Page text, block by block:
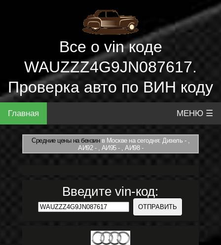
Все о vin коде
WAUZZZ4G9JN087617.
Проверка авто по ВИН коду
Главная МЕНЮ ☰
Средние цены на бензинв Москве на сегодня: Дизель - ,
АИ92 - , АИ95 - , АИ98 -
Введите vin-код: